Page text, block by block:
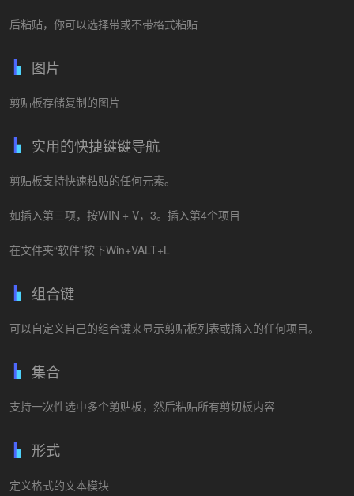
后粘贴，你可以选择带或不带格式粘贴
图片
剪贴板存储复制的图片
实用的快捷键键导航
剪贴板支持快速粘贴的任何元素。
如插入第三项，按WIN + V，3。插入第4个项目
在文件夹“软件”按下Win+VALT+L
组合键
可以自定义自己的组合键来显示剪贴板列表或插入的任何项目。
集合
支持一次性选中多个剪贴板，然后粘贴所有剪切板内容
形式
定义格式的文本模块